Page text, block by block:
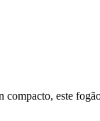
este